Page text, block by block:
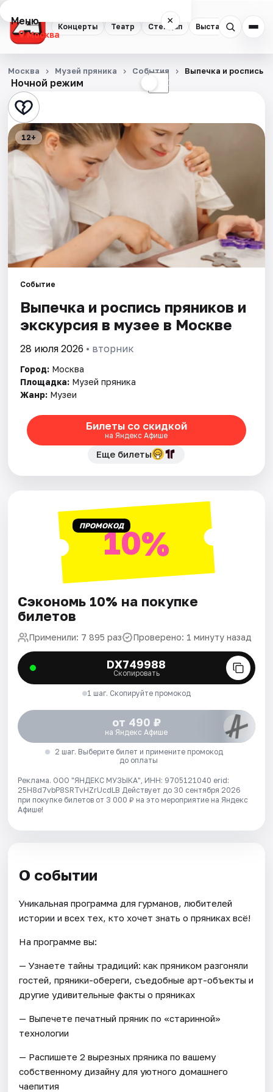
Концерты Театр Стендап Выставки
Меню ×
Москва
Концерты
Театр
Стендап
Выставки
Квесты
События
Города
Площадки
Рейтинги
Ночной режим ☾
Москва Музей пряника События Выпечка и роспись
12+
Событие
Выпечка и роспись пряников и
экскурсия в музее в Москве
28 июля 2026 • вторник
Город: Москва
Площадка: Музей пряника
Жанр: Музеи
Билеты со скидкой
на Яндекс Афише
Еще билеты
ПРОМОКОД10%
Сэкономь 10% на покупке
билетов
Применили: 7 895 раз Проверено: 1 минуту назад
DX749988
Скопировать
1 шаг. Скопируйте промокод
от 490 ₽
на Яндекс Афише
2 шаг. Выберите билет и примените промокод
до оплаты
Реклама. ООО "ЯНДЕКС МУЗЫКА", ИНН: 9705121040 erid:
25H8d7vbP8SRTvHZrUcdLB Действует до 30 сентября 2026
при покупке билетов от 3 000 ₽ на это мероприятие на Яндекс
Афише!
О событии
Уникальная программа для гурманов, любителей
истории и всех тех, кто хочет знать о пряниках всё!
На программе вы:
— Узнаете тайны традиций: как пряником разгоняли
гостей, пряники-обереги, съедобные арт-объекты и
другие удивительные факты о пряниках
— Выпечете печатный пряник по «старинной»
технологии
— Распишете 2 вырезных пряника по вашему
собственному дизайну для уютного домашнего
чаепития